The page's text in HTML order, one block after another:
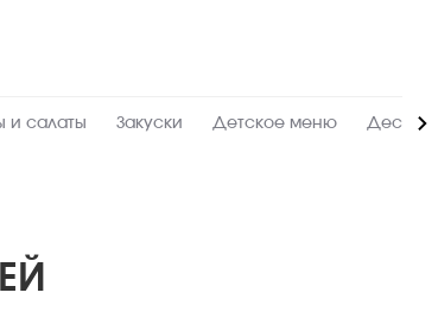
и салаты Закуски Детское меню